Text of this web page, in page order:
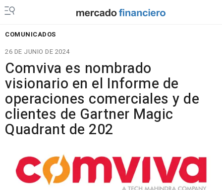
COMUNICADOS
26 DE JUNIO DE 2024
Comviva es nombrado
visionario en el Informe de
operaciones comerciales y de
clientes de Gartner Magic
Quadrant de 202